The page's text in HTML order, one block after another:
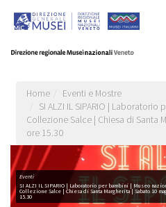
principale
Home
Eventi e Mostre
SI ALZI IL SIPARIO |
Collezione Salce | Chiesa di Santa
ore 15.30
Eventi
SI ALZI IL SIPARIO | Laboratorio per bambini | Museo
Collezione Salce | Chiesa di Santa Margherita | Sabato 10
15.30